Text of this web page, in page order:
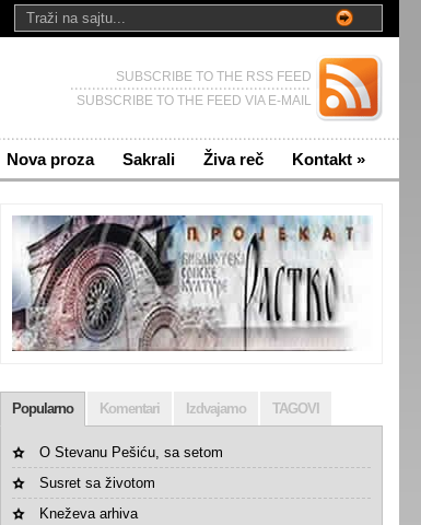
SUBSCRIBE TO THE RSS FEED
SUBSCRIBE TO THE FEED VIA E-MAIL
Nova proza Sakrali Živa reč Kontakt »
Popularno Komentari Izdvajamo TAGOVI
O Stevanu Pešiću, sa setom
Susret sa životom
Kneževa arhiva